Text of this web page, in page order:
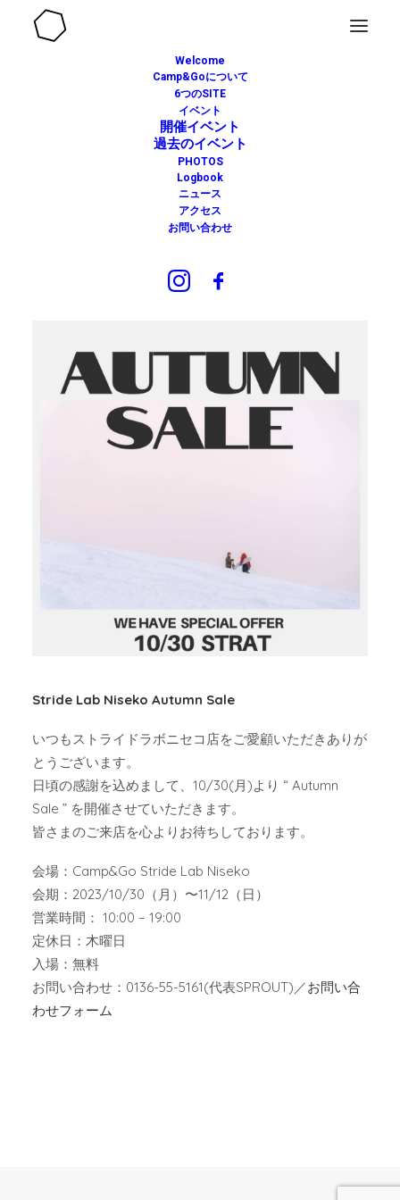
Welcome
Camp&Goについて
6つのSITE
イベント
開催イベント
過去のイベント
PHOTOS
Logbook
ニュース
アクセス
お問い合わせ
開催日 10月30日〜11月12日
Stride Lab Niseko –
Stride Lab Niseko Autumn Sale
いつもストライドラボニセコ店をご愛顧いただきありが
とうございます。
日頃の感謝を込めまして、10/30(月)より “ Autumn
Sale ” を開催させていただきます。
皆さまのご来店を心よりお待ちしております。
会場：Camp&Go Stride Lab Niseko
会期：2023/10/30（月）〜11/12（日）
営業時間： 10:00 – 19:00
定休日：木曜日
入場：無料
お問い合わせ：0136-55-5161(代表SPROUT)／お問い合
わせフォーム